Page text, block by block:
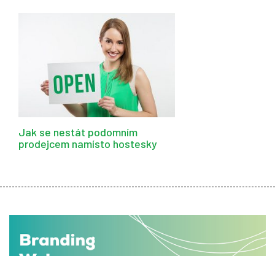
Jak se nestát podomním
prodejcem namísto hostesky